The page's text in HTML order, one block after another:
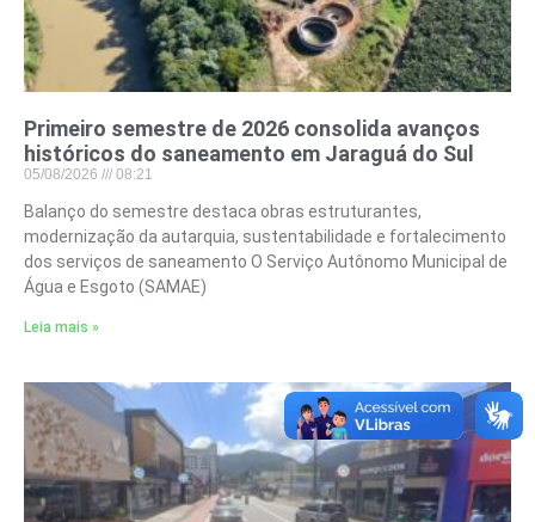
Primeiro semestre de 2026 consolida avanços
históricos do saneamento em Jaraguá do Sul
05/08/2026 08:21
Balanço do semestre destaca obras estruturantes,
modernização da autarquia, sustentabilidade e fortalecimento
dos serviços de saneamento O Serviço Autônomo Municipal de
Água e Esgoto (SAMAE)
Leia mais »